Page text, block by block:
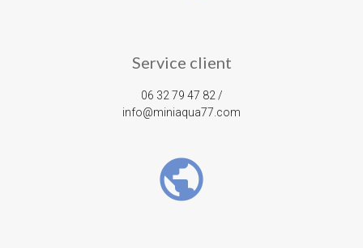
Service client
06 32 79 47 82 /
info@miniaqua77.com
public